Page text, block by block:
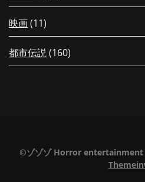
映画(11)
都市伝説(160)
©ゾゾゾ Horror entertainment